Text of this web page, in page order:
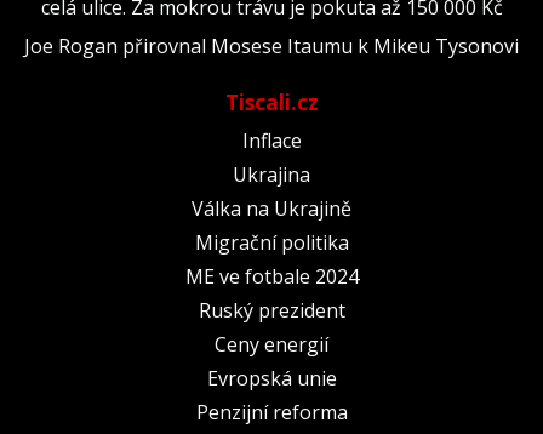
celá ulice. Za mokrou trávu je pokuta až 150 000 Kč
Joe Rogan přirovnal Mosese Itaumu k Mikeu Tysonovi
Tiscali.cz
Inflace
Ukrajina
Válka na Ukrajině
Migrační politika
ME ve fotbale 2024
Ruský prezident
Ceny energií
Evropská unie
Penzijní reforma